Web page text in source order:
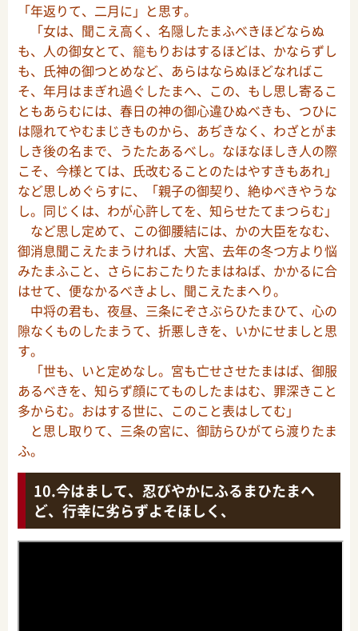
「年返りて、二月に」と思す。
「女は、聞こえ高く、名隠したまふべきほどならぬ
も、人の御女とて、籠もりおはするほどは、かならずし
も、氏神の御つとめなど、あらはならぬほどなればこ
そ、年月はまぎれ過ぐしたまへ、この、もし思し寄るこ
ともあらむには、春日の神の御心違ひぬべきも、つひに
は隠れてやむまじきものから、あぢきなく、わざとがま
しき後の名まで、うたたあるべし。なほなほしき人の際
こそ、今様とては、氏改むることのたはやすきもあれ」
など思しめぐらすに、「親子の御契り、絶ゆべきやうな
し。同じくは、わが心許してを、知らせたてまつらむ」
など思し定めて、この御腰結には、かの大臣をなむ、
御消息聞こえたまうければ、大宮、去年の冬つ方より悩
みたまふこと、さらにおこたりたまはねば、かかるに合
はせて、便なかるべきよし、聞こえたまへり。
中将の君も、夜昼、三条にぞさぶらひたまひて、心の
隙なくものしたまうて、折悪しきを、いかにせましと思
す。
「世も、いと定めなし。宮も亡せさせたまはば、御服
あるべきを、知らず顔にてものしたまはむ、罪深きこと
多からむ。おはする世に、このこと表はしてむ」
と思し取りて、三条の宮に、御訪らひがてら渡りたま
ふ。
今はまして、忍びやかにふるまひたまへ
ど、行幸に劣らずよそほしく、